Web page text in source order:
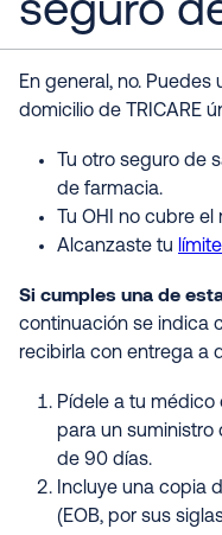
seguro
En general, no.
domicilio de TRICARE
Tu otro seguro de
de farmacia.
Tu OHI no cubre
Alcanzaste tu
Si cumples una de
continuación se indica
recibirla con entrega a
Pídele a tu
para un
de 90 días.
Incluye una copia
(EOB, por sus